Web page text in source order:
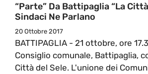
“Parte” Da Battipaglia “La
Sindaci Ne Parlano
20 Ottobre 2017
BATTIPAGLIA - 21 ottobre, ore
Consiglio comunale, Battipaglia,
Città del Sele. L'unione dei